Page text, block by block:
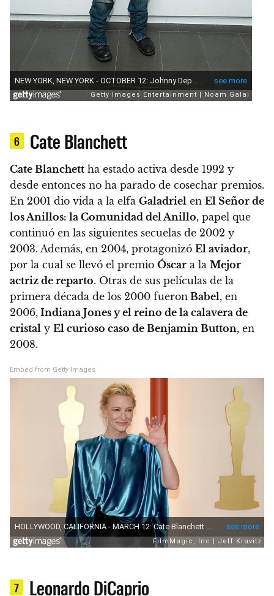
6 Cate Blanchett
Cate Blanchett ha estado activa desde 1992 y
desde entonces no ha parado de cosechar premios.
En 2001 dio vida a la elfa Galadriel en El Señor de
los Anillos: la Comunidad del Anillo, papel que
continuó en las siguientes secuelas de 2002 y
2003. Además, en 2004, protagonizó El aviador,
por la cual se llevó el premio Óscar a la Mejor
actriz de reparto. Otras de sus películas de la
primera década de los 2000 fueron Babel, en
2006, Indiana Jones y el reino de la calavera de
cristal y El curioso caso de Benjamin Button, en
2008.
Embed from Getty Images
7 Leonardo DiCaprio